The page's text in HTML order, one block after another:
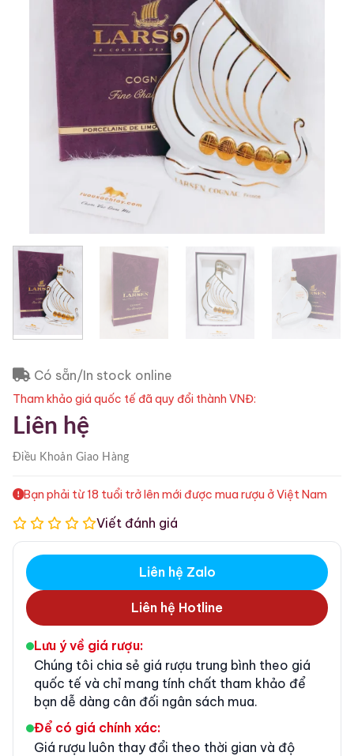
Có sẵn/In stock online
Tham khảo giá quốc tế đã quy đổi thành VNĐ:
Liên hệ
Điều KhoảnGiao Hàng
Bạn phải từ 18 tuổi trở lên mới được mua rượu ở Việt Nam
Viết đánh giá
Liên hệ Zalo
Liên hệ Hotline
Lưu ý về giá rượu:
Chúng tôi chia sẻ giá rượu trung bình theo giá
quốc tế và chỉ mang tính chất tham khảo để
bạn dễ dàng cân đối ngân sách mua.
Để có giá chính xác:
Giá rượu luôn thay đổi theo thời gian và độ